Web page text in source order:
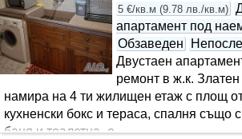
5 €/кв.м (9.78 лв./кв.м)
апартамент под
Обзаведен
Двустаен
ремонт в ж.к.
намира на 4 ти жилищен етаж с площ
кухненски бокс и тераса, спалня също
баня и тоалетна- о..